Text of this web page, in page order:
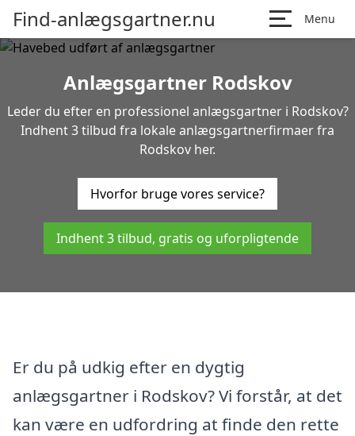
Find-anlægsgartner.nu Menu
Anlægsgartner Rodskov
Leder du efter en professionel anlægsgartner i Rodskov?
Indhent 3 tilbud fra lokale anlægsgartnerfirmaer fra
Rodskov her.
Hvorfor bruge vores service?
Indhent 3 tilbud, gratis og uforpligtende
Er du på udkig efter en dygtig
anlægsgartner i Rodskov? Vi forstår, at det
kan være en udfordring at finde den rette